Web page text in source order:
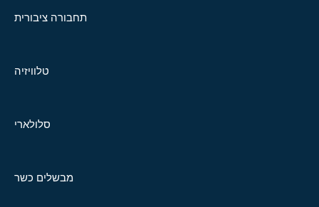
תחבורה ציבורית
טלוויזיה
סלולארי
מבשלים כשר